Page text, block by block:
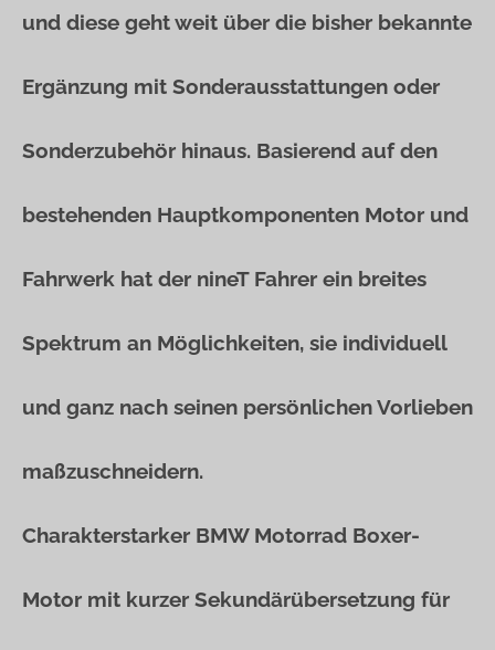
und diese geht weit über die bisher bekannte
Ergänzung mit Sonderausstattungen oder
Sonderzubehör hinaus. Basierend auf den
bestehenden Hauptkomponenten Motor und
Fahrwerk hat der nineT Fahrer ein breites
Spektrum an Möglichkeiten, sie individuell
und ganz nach seinen persönlichen Vorlieben
maßzuschneidern.
Charakterstarker BMW Motorrad Boxer-
Motor mit kurzer Sekundärübersetzung für